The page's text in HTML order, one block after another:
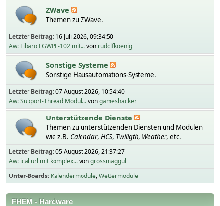
ZWave
Themen zu ZWave.
Letzter Beitrag: 16 Juli 2026, 09:34:50
Aw: Fibaro FGWPF-102 mit...von rudolfkoenig
Sonstige Systeme
Sonstige Hausautomations-Systeme.
Letzter Beitrag:07 August 2026, 10:54:40
Aw: Support-Thread Modul...vongameshacker
Unterstützende Dienste
Themen zu unterstützenden Diensten und Modulen
wie z.B. Calendar, HCS, Twiligth, Weather, etc.
Letzter Beitrag:05 August 2026, 21:37:27
Aw: ical url mit komplex...vongrossmaggul
Unter-Boards Kalendermodule Wettermodule
FHEM - Hardware